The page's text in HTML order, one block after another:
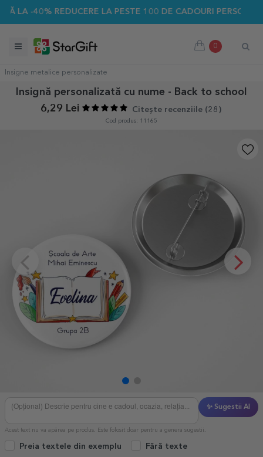
REDUCERE LA PESTE 100 DE CADOURI PERSONALIZATE ☀️
0
Insigne metalice personalizate
Insignă personalizată cu nume - Back to school
6,29 Lei
Citește recenziile (28 )
Cod produs: 11165
✨ Sugestii AI
Acest text nu va apărea pe produs. Este folosit doar pentru a genera sugestii.
Preia textele din exemplu Fără texte